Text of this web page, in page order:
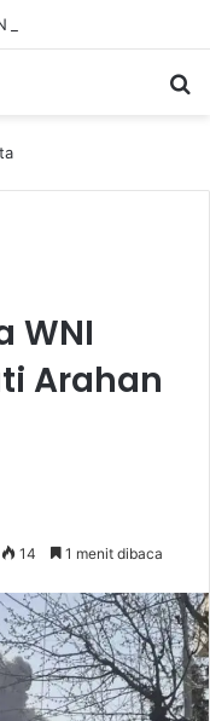
WNI
Arahan
14 1 menit dibaca